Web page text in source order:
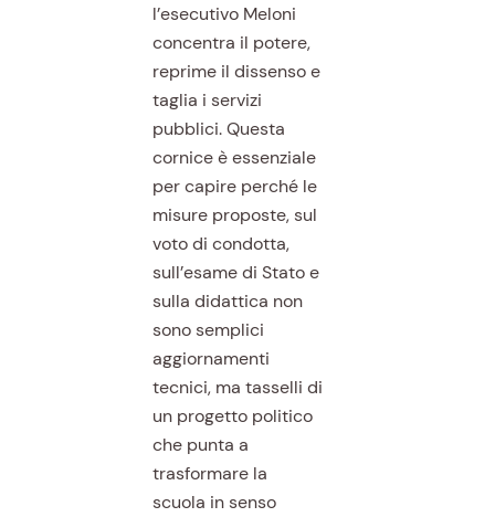
l’esecutivo Meloni
concentra il potere,
reprime il dissenso e
taglia i servizi
pubblici. Questa
cornice è essenziale
per capire perché le
misure proposte, sul
voto di condotta,
sull’esame di Stato e
sulla didattica non
sono semplici
aggiornamenti
tecnici, ma tasselli di
un progetto politico
che punta a
trasformare la
scuola in senso